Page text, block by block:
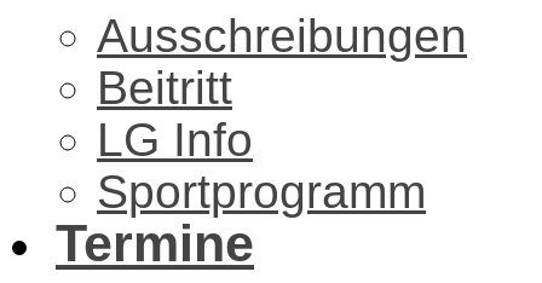
Ausschreibungen
Beitritt
LG Info
Sportprogramm
Termine